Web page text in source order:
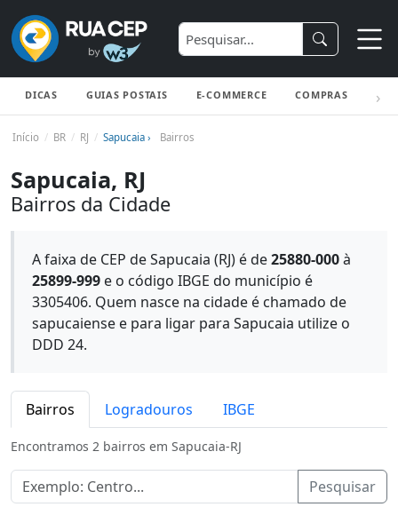
DICAS GUIAS POSTAIS E-COMMERCE COMPRAS
Início BR RJ Sapucaia › Bairros
Sapucaia, RJ
Bairros da Cidade
A faixa de CEP de Sapucaia (RJ) é de25880-000à
25899-999 e o código IBGE do município é
3305406. Quem nasce na cidade é chamado de
sapucaiense e para ligar para Sapucaia utilize o
DDD 24.
Bairros Logradouros IBGE
Encontramos 2 bairros em Sapucaia-RJ
Pesquisar